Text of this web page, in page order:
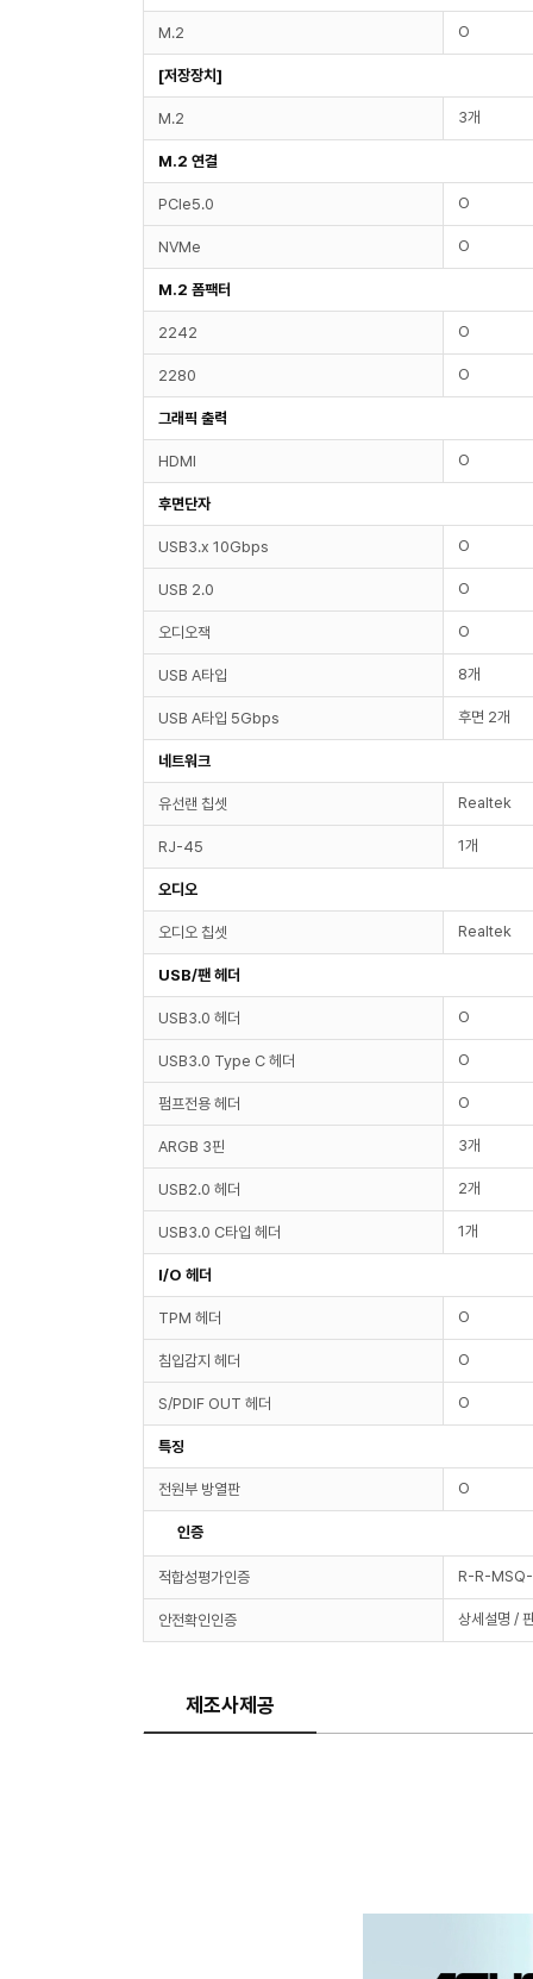
M.2 O
[저장장치]
M.2 3개
M.2 연결
PCIe5.0 O
NVMe O
M.2 폼팩터
2242 O
2280 O
그래픽 출력
HDMI O
후면단자
USB3.x 10Gbps O
USB 2.0 O
오디오잭 O
USB A타입 8개
USB A타입 5Gbps 후면 2개
네트워크
유선랜 칩셋 Realtek
RJ-45 1개
오디오
오디오 칩셋 Realtek
USB/팬 헤더
USB3.0 헤더 O
USB3.0 Type C 헤더 O
펌프전용 헤더 O
ARGB 3핀 3개
USB2.0 헤더 2개
USB3.0 C타입 헤더 1개
I/O 헤더
TPM 헤더 O
침입감지 헤더 O
S/PDIF OUT 헤더 O
특징
전원부 방열판 O
인증
적합성평가인증 R-R-
안전확인인증 상세설명 /
제조사제공